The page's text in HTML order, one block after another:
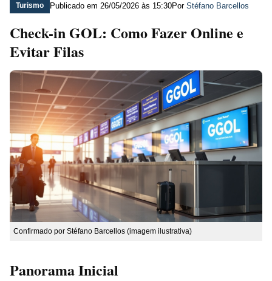
Turismo Publicado em 26/05/2026 às 15:30Por Stéfano Barcellos
Check-in GOL: Como Fazer Online e
Evitar Filas
Confirmado por Stéfano Barcellos (imagem ilustrativa)
Panorama Inicial